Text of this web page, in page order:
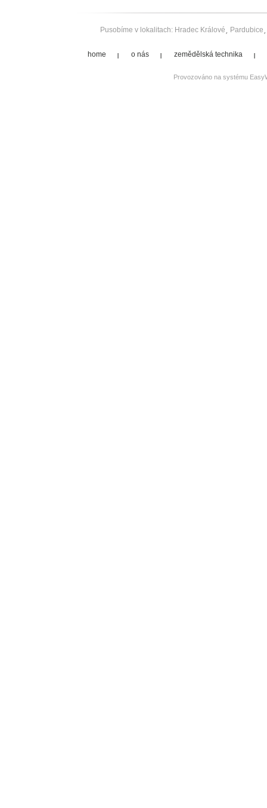
Pusobíme v lokalitach: Hradec Králové Pardubice
home o nás zemědělská technika
Provozováno na systému